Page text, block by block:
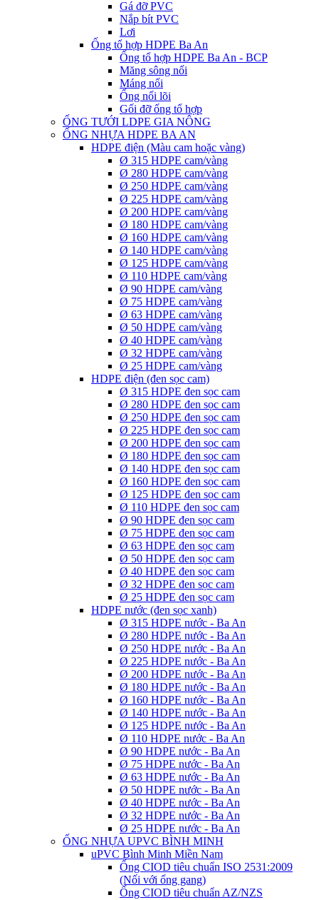
Gá đỡ PVC
Nắp bít PVC
Lơi
Ống tổ hợp HDPE Ba An
Ống tổ hợp HDPE Ba An - BCP
Măng sông nối
Máng nối
Ống nối lõi
Gối đỡ ống tổ hợp
ỐNG TƯỚI LDPE GIA NÔNG
ỐNG NHỰA HDPE BA AN
HDPE điện (Màu cam hoặc vàng)
Ø 315 HDPE cam/vàng
Ø 280 HDPE cam/vàng
Ø 250 HDPE cam/vàng
Ø 225 HDPE cam/vàng
Ø 200 HDPE cam/vàng
Ø 180 HDPE cam/vàng
Ø 160 HDPE cam/vàng
Ø 140 HDPE cam/vàng
Ø 125 HDPE cam/vàng
Ø 110 HDPE cam/vàng
Ø 90 HDPE cam/vàng
Ø 75 HDPE cam/vàng
Ø 63 HDPE cam/vàng
Ø 50 HDPE cam/vàng
Ø 40 HDPE cam/vàng
Ø 32 HDPE cam/vàng
Ø 25 HDPE cam/vàng
HDPE điện (đen sọc cam)
Ø 315 HDPE đen sọc cam
Ø 280 HDPE đen sọc cam
Ø 250 HDPE đen sọc cam
Ø 225 HDPE đen sọc cam
Ø 200 HDPE đen sọc cam
Ø 180 HDPE đen sọc cam
Ø 140 HDPE đen sọc cam
Ø 160 HDPE đen sọc cam
Ø 125 HDPE đen sọc cam
Ø 110 HDPE đen sọc cam
Ø 90 HDPE đen sọc cam
Ø 75 HDPE đen sọc cam
Ø 63 HDPE đen sọc cam
Ø 50 HDPE đen sọc cam
Ø 40 HDPE đen sọc cam
Ø 32 HDPE đen sọc cam
Ø 25 HDPE đen sọc cam
HDPE nước (đen sọc xanh)
Ø 315 HDPE nước - Ba An
Ø 280 HDPE nước - Ba An
Ø 250 HDPE nước - Ba An
Ø 225 HDPE nước - Ba An
Ø 200 HDPE nước - Ba An
Ø 180 HDPE nước - Ba An
Ø 160 HDPE nước - Ba An
Ø 140 HDPE nước - Ba An
Ø 125 HDPE nước - Ba An
Ø 110 HDPE nước - Ba An
Ø 90 HDPE nước - Ba An
Ø 75 HDPE nước - Ba An
Ø 63 HDPE nước - Ba An
Ø 50 HDPE nước - Ba An
Ø 40 HDPE nước - Ba An
Ø 32 HDPE nước - Ba An
Ø 25 HDPE nước - Ba An
ỐNG NHỰA UPVC BÌNH MINH
uPVC Bình Minh Miền Nam
Ống CIOD tiêu chuẩn ISO 2531:2009
(Nối với ống gang)
Ống CIOD tiêu chuẩn AZ/NZS